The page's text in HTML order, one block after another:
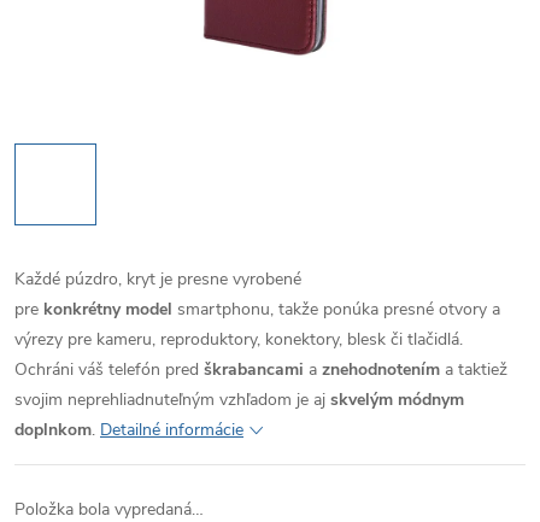
Každé púzdro, kryt je presne vyrobené
pre konkrétny model smartphonu, takže ponúka presné otvory a
výrezy pre kameru, reproduktory, konektory, blesk či tlačidlá.
Ochráni váš telefón pred škrabancami a znehodnotením a taktiež
svojim neprehliadnuteľným vzhľadom je aj skvelým módnym
doplnkom. Detailné informácie
Položka bola vypredaná…